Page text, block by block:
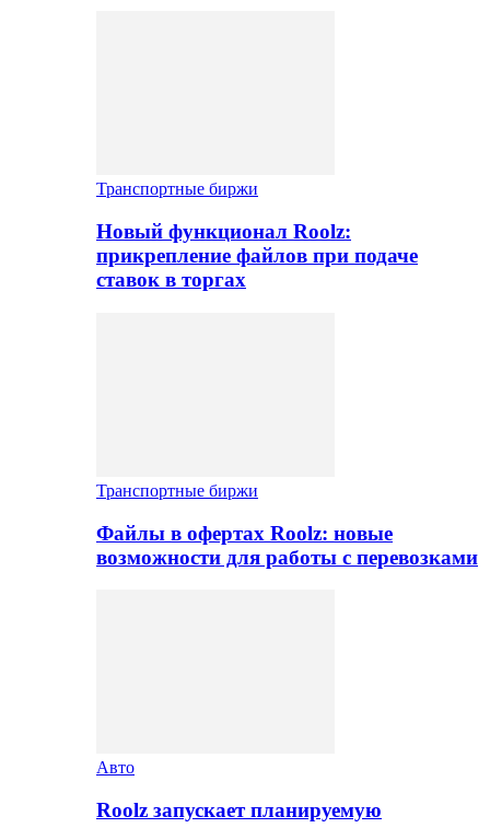
Транспортные биржи
Новый функционал Roolz:
прикрепление файлов при подаче
ставок в торгах
Транспортные биржи
Файлы в офертах Roolz: новые
возможности для работы с перевозками
Авто
Roolz запускает планируемую